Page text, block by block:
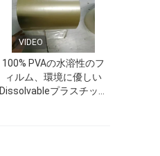
VIDEO
100% PVAの水溶性のフ
ィルム、環境に優しい
Dissolvableプラスチック